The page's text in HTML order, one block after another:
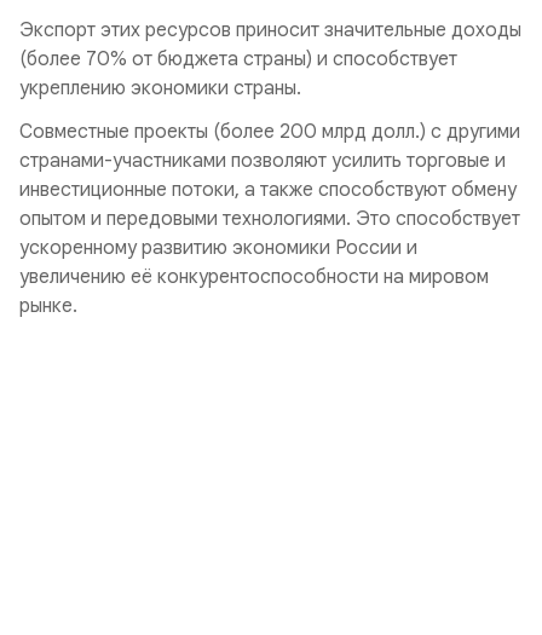
Экспорт этих ресурсов приносит значительные доходы
(более 70% от бюджета страны) и способствует
укреплению экономики страны.
Совместные проекты (более 200 млрд долл.) с другими
странами-участниками позволяют усилить торговые и
инвестиционные потоки, а также способствуют обмену
опытом и передовыми технологиями. Это способствует
ускоренному развитию экономики России и
увеличению её конкурентоспособности на мировом
рынке.